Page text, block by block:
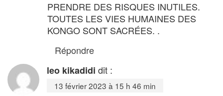
PRENDRE DES RISQUES INUTILES.
TOUTES LES VIES HUMAINES DES
KONGO SONT SACRÉES. .
Répondre
leo kikadidi dit :
13 février 2023 à 15 h 46 min